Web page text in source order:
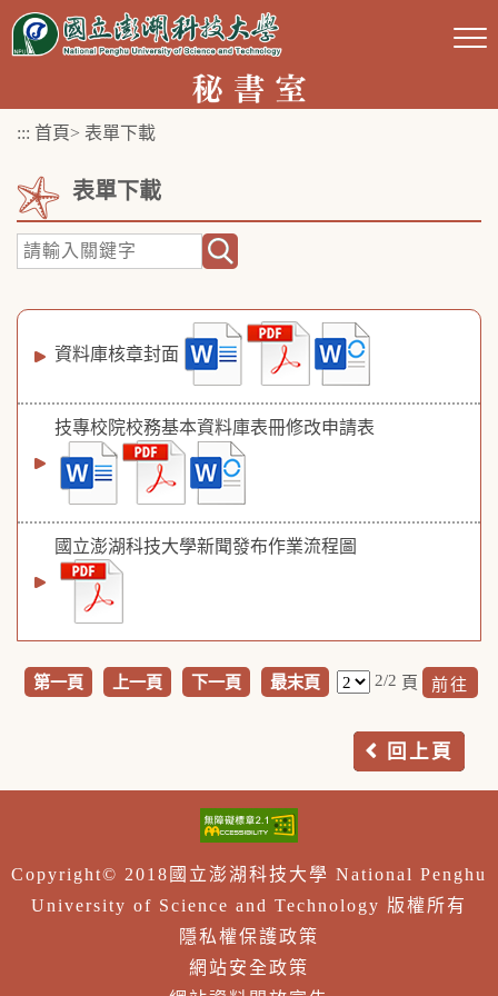
跳
::: 首頁> 表單下載
表單下載
資料庫核章封面
技專校院校務基本資料庫表冊修改申請表
國立澎湖科技大學新聞發布作業流程圖
第一頁 上一頁 下一頁 最末頁 2/2 頁
回上頁
Copyright© 2018國立澎湖科技大學 National Penghu
University of Science and Technology 版權所有
隱私權保護政策
網站安全政策